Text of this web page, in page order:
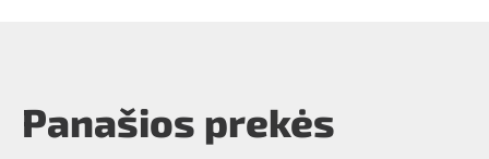
Panašios prekės